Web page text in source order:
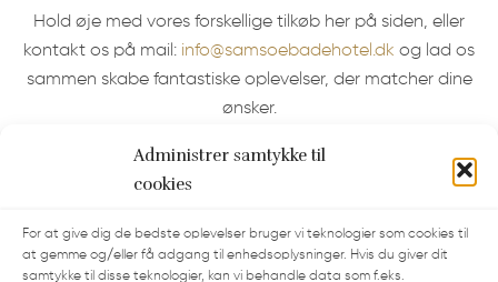
Administrer samtykke til
cookies
For at give dig de bedste oplevelser bruger vi teknologier som cookies til
at gemme og/eller få adgang til enhedsoplysninger. Hvis du giver dit
samtykke til disse teknologier, kan vi behandle data som f.eks.
Hold øje med vores forskellige tilkøb her på siden, eller
kontakt os på mail: info@samsoebadehotel.dk og lad os
sammen skabe fantastiske oplevelser, der matcher dine
ønsker.